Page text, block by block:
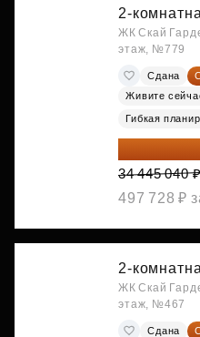
2-
ЖК Скай
этаж, №779
Сдана
Живите
Гибкая
30 311 635
34 445 040 ₽
497 728 ₽
2-
ЖК Скай
этаж, №467
Сдана